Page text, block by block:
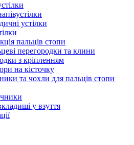
устілки
пальців стопи
перегородки та клини
з кріпленням
на кісточку
та чохли для пальців стопи
у взуття